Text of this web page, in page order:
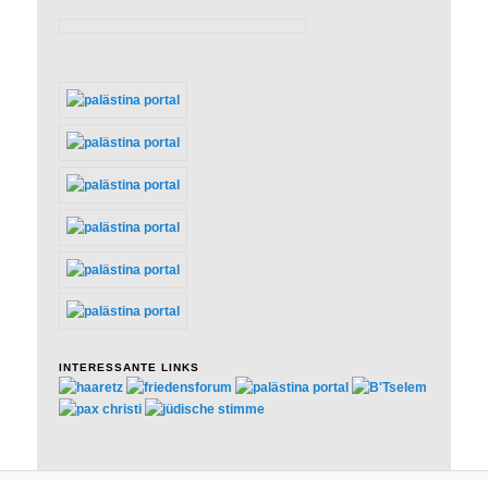
INTERESSANTE LINKS